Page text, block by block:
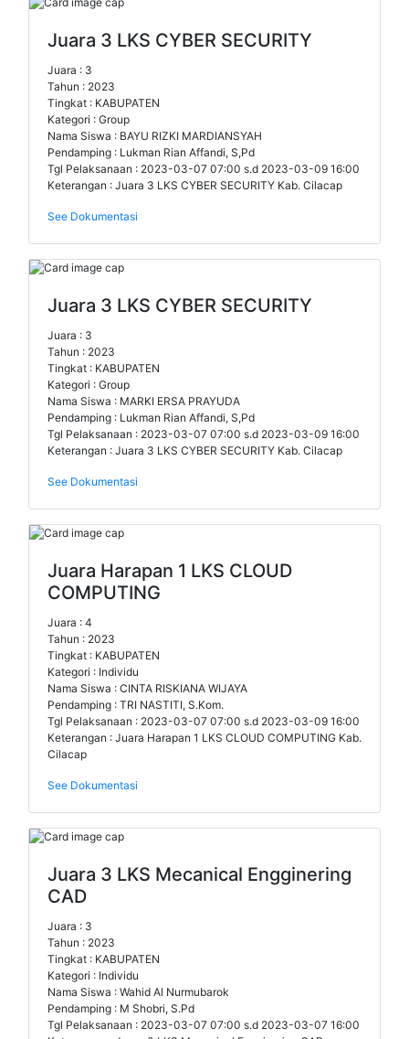
Juara 3 LKS CYBER SECURITY
Juara : 3
Tahun : 2023
Tingkat : KABUPATEN
Kategori : Group
Nama Siswa : BAYU RIZKI MARDIANSYAH
Pendamping : Lukman Rian Affandi, S,Pd
Tgl Pelaksanaan : 2023-03-07 07:00 s.d 2023-03-09 16:00
Keterangan : Juara 3 LKS CYBER SECURITY Kab. Cilacap
See Dokumentasi
Juara 3 LKS CYBER SECURITY
Juara : 3
Tahun : 2023
Tingkat : KABUPATEN
Kategori : Group
Nama Siswa : MARKI ERSA PRAYUDA
Pendamping : Lukman Rian Affandi, S,Pd
Tgl Pelaksanaan : 2023-03-07 07:00 s.d 2023-03-09 16:00
Keterangan : Juara 3 LKS CYBER SECURITY Kab. Cilacap
See Dokumentasi
Juara Harapan 1 LKS CLOUD
COMPUTING
Juara : 4
Tahun : 2023
Tingkat : KABUPATEN
Kategori : Individu
Nama Siswa : CINTA RISKIANA WIJAYA
Pendamping : TRI NASTITI, S.Kom.
Tgl Pelaksanaan : 2023-03-07 07:00 s.d 2023-03-09 16:00
Keterangan : Juara Harapan 1 LKS CLOUD COMPUTING Kab.
Cilacap
See Dokumentasi
Juara 3 LKS Mecanical Engginering
CAD
Juara : 3
Tahun : 2023
Tingkat : KABUPATEN
Kategori : Individu
Nama Siswa : Wahid Al Nurmubarok
Pendamping : M Shobri, S.Pd
Tgl Pelaksanaan : 2023-03-07 07:00 s.d 2023-03-07 16:00